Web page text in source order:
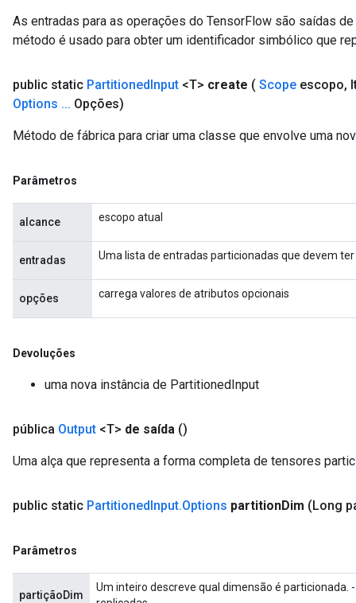
As entradas para as operações do TensorFlow são saídas
método é usado para obter um identificador simbólico que
public static PartitionedInput <T> create ( Scope escopo,
Options ... Opções)
Método de fábrica para criar uma classe que envolve uma
Parâmetros
alcance escopo atual
entradas Uma lista de entradas particionadas que devem
opções carrega valores de atributos opcionais
Devoluções
uma nova instância de PartitionedInput
pública Output <T> de saída ()
Uma alça que representa a forma completa de tensores
public static PartitionedInput.Options partitionDim (Long
Parâmetros
partiçãoDim
Um inteiro descreve qual dimensão é particionada.